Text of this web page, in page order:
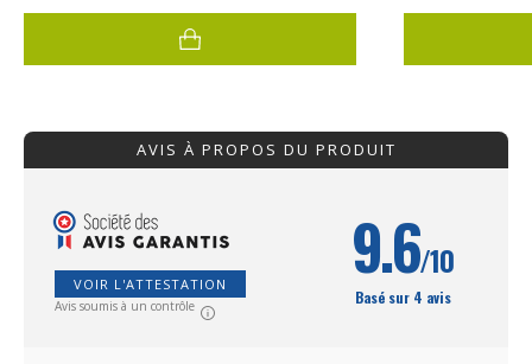
contours d'arbres en créant des formes
originales, arrondies ou carrées. Les
bordures hautes en acier galvanisé, souples
!Profitez d’un tarif dégressif avantageux
pour toute commande à partir de 12
bordures en acier galvanisé hautes
massifs et
en acier
extérieurs.La
terre. Excellente
bordure de
!Commandez
pour bénéficier
AVIS À PROPOS DU PRODUIT
VOIR L'ATTESTATION
Avis soumis à un contrôle
9.6/10
Basé sur 4 avis